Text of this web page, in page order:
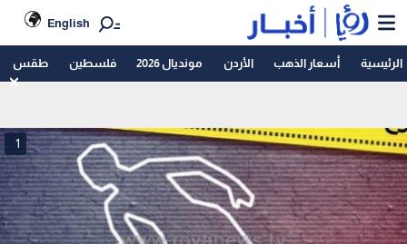
English
الرئيسية أسعار الذهب الأردن مونديال 2026 فلسطين طقس
1